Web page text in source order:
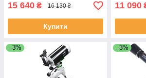
15 640 ₴ 16 130 ₴
Купити
11 090
–3% –3%